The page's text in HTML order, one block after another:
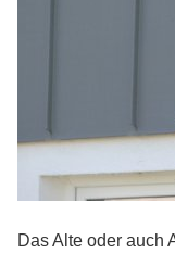
Das Alte oder auch